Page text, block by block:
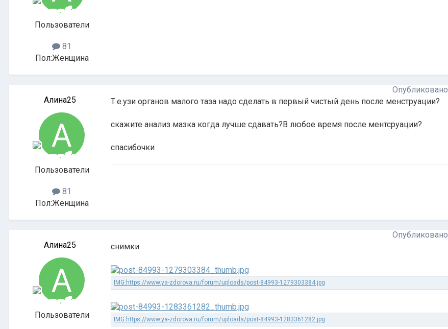
Пользователи
81
Пол:Женщина
Алина25
Пользователи
81
Пол:Женщина
Опубликовано
Т.е.узи органов малого таза надо сделать в первый чистый день после менструации?
скажите анализ мазка когда лучше сдавать?В любое время после ментсруации?
спасибочки
Алина25
Пользователи
Опубликовано
снимки